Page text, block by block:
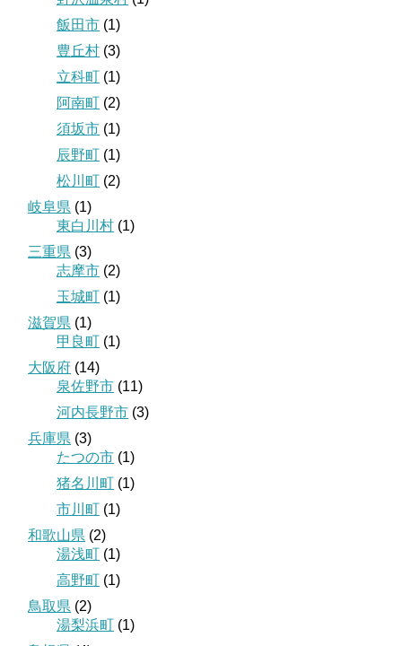
飯田市 (1)
豊丘村 (3)
立科町 (1)
阿南町 (2)
須坂市 (1)
辰野町 (1)
松川町 (2)
岐阜県 (1)
東白川村 (1)
三重県 (3)
志摩市 (2)
玉城町 (1)
滋賀県 (1)
甲良町 (1)
大阪府 (14)
泉佐野市 (11)
河内長野市 (3)
兵庫県 (3)
たつの市 (1)
猪名川町 (1)
市川町 (1)
和歌山県 (2)
湯浅町 (1)
高野町 (1)
鳥取県 (2)
湯梨浜町 (1)